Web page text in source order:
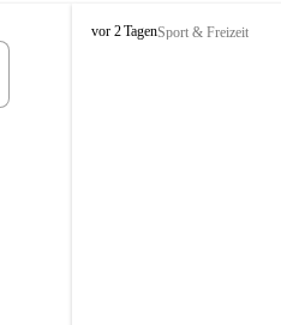
S
vor 2 TagenSport & Freizeit